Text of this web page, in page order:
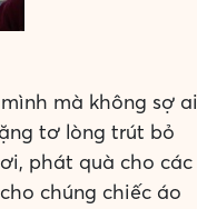
mà không sợ ai
tơ lòng trút bỏ
phát quà cho các
chúng chiếc áo